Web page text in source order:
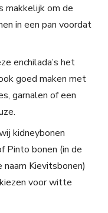
makkelijk om de
in een pan voordat
enchilada’s het
goed maken met
garnalen of een
kidneybonen
Pinto bonen (in de
Kievitsbonen)
voor witte